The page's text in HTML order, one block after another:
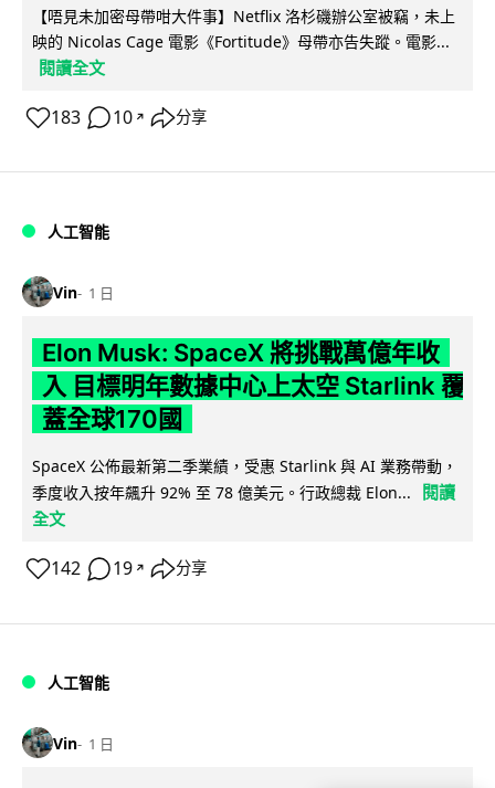
【唔見未加密母帶咁大件事】Netflix 洛杉磯辦公室被竊，未上
映的 Nicolas Cage 電影《Fortitude》母帶亦告失蹤。電影...
閱讀全文
183 10 ↗ 分享
人工智能
Vin 1 日
Elon Musk: SpaceX 將挑戰萬億年收
入 目標明年數據中心上太空 Starlink 覆
蓋全球170國
SpaceX 公佈最新第二季業績，受惠 Starlink 與 AI 業務帶動，
季度收入按年飆升 92% 至 78 億美元。行政總裁 Elon...
閱讀
全文
142 19 ↗ 分享
人工智能
Vin 1 日